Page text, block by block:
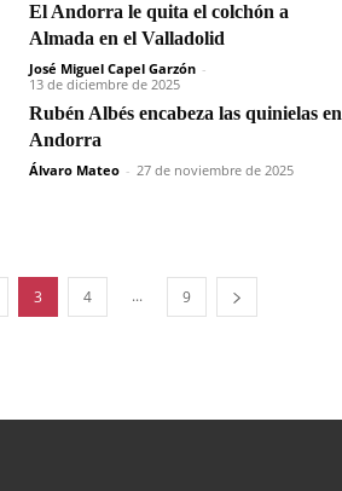
El Andorra le quita el colchón a
Almada en el Valladolid
José Miguel Capel Garzón -
13 de diciembre de 2025
Rubén Albés encabeza las quinielas en
Andorra
Álvaro Mateo - 27 de noviembre de 2025
3 4 ... 9